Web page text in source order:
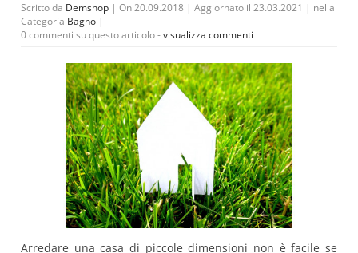
Scritto da Demshop | On 20.09.2018 | Aggiornato il 23.03.2021 | nella
Categoria Bagno |
0 commenti su questo articolo -visualizza commenti
Arredare una casa di piccole dimensioni non è facile se